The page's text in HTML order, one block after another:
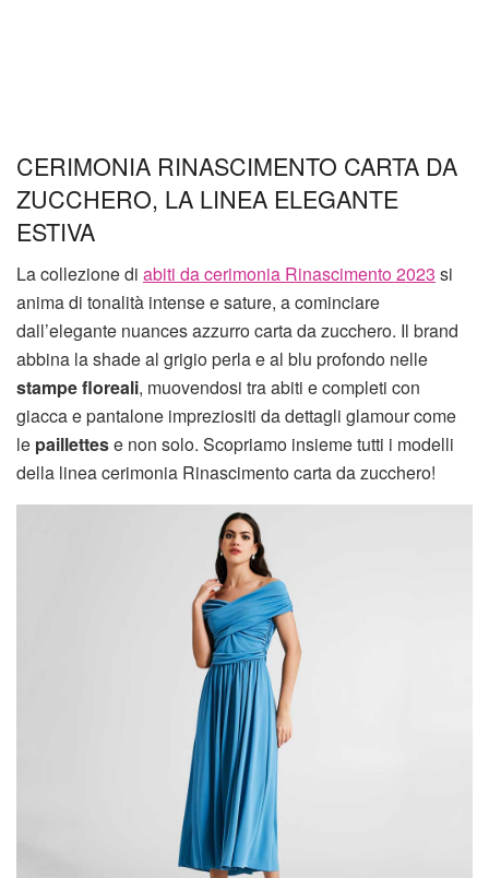
CERIMONIA RINASCIMENTO CARTA DA
ZUCCHERO, LA LINEA ELEGANTE
ESTIVA
La collezione di abiti da cerimonia Rinascimento 2023 si
anima di tonalità intense e sature, a cominciare
dall’elegante nuances azzurro carta da zucchero. Il brand
abbina la shade al grigio perla e al blu profondo nelle
stampe floreali, muovendosi tra abiti e completi con
giacca e pantalone impreziositi da dettagli glamour come
le paillettese non solo. Scopriamo insieme tutti i modelli
della linea cerimonia Rinascimento carta da zucchero!